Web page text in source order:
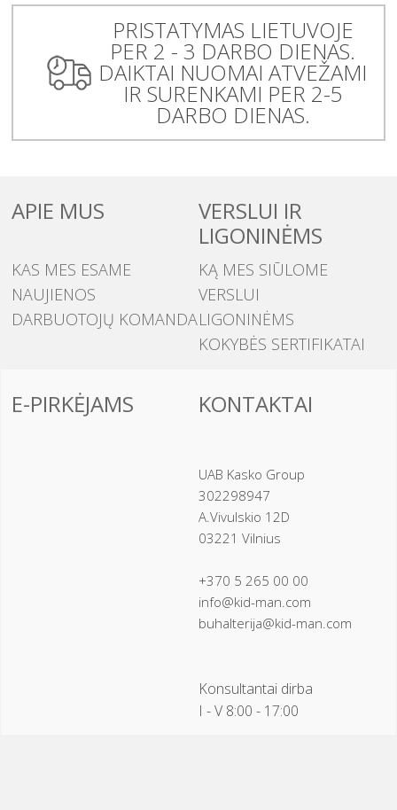
PRISTATYMAS LIETUVOJE
PER 2 - 3 DARBO DIENAS.
DAIKTAI NUOMAI ATVEŽAMI
IR SURENKAMI PER 2-5
DARBO DIENAS.
APIE MUS
KAS MES ESAME
NAUJIENOS
DARBUOTOJŲ KOMANDA
VERSLUI IR
LIGONINĖMS
KĄ MES SIŪLOME
VERSLUI
LIGONINĖMS
KOKYBĖS SERTIFIKATAI
E-PIRKĖJAMS KONTAKTAI
UAB Kasko Group
302298947
A.Vivulskio 12D
03221 Vilnius
+370 5 265 00 00
info@kid-man.com
buhalterija@kid-man.com
Konsultantai dirba
I - V 8:00 - 17:00